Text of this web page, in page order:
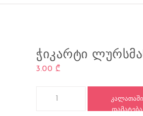
ᲭᲘᲙᲐᲠᲢᲘ
3.00 ₾
ᲙᲐᲚᲐᲗᲐᲨᲘ
ᲓᲐᲛᲐᲢᲔᲑᲐ